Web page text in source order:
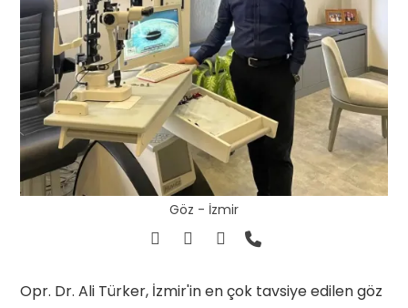
Göz - İzmir
Opr. Dr. Ali Türker, İzmir'in en çok tavsiye edilen göz